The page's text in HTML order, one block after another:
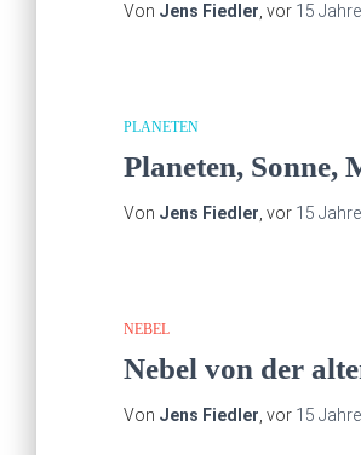
Von Jens Fiedler , vor 15
PLANETEN
Planeten, Sonne,
Von Jens Fiedler , vor 15
NEBEL
Nebel von der
Von Jens Fiedler , vor 15